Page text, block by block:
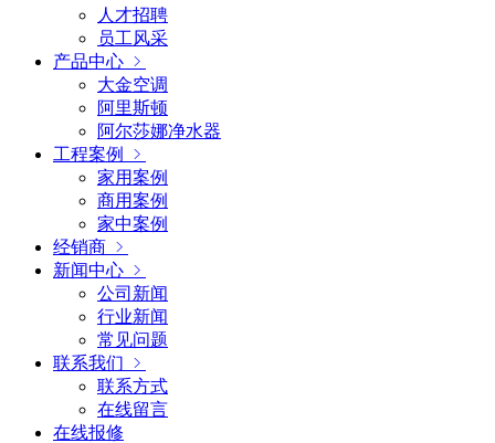
人才招聘
员工风采
产品中心
大金空调
阿里斯顿
阿尔莎娜净水器
工程案例
家用案例
商用案例
家中案例
经销商
新闻中心
公司新闻
行业新闻
常见问题
联系我们
联系方式
在线留言
在线报修